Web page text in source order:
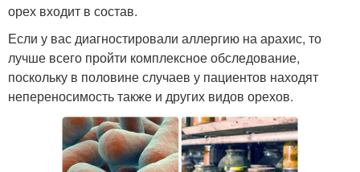
орех входит в состав.
Если у вас диагностировали аллергию на арахис, то
лучше всего пройти комплексное обследование,
поскольку в половине случаев у пациентов находят
непереносимость также и других видов орехов.